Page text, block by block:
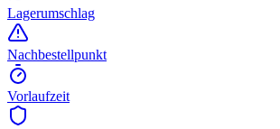
Lagerumschlag
Nachbestellpunkt
Vorlaufzeit